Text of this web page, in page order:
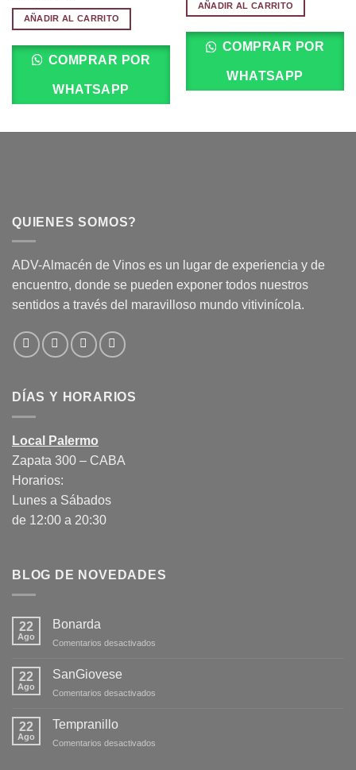
AÑADIR AL CARRITO
COMPRAR POR
WHATSAPP
AÑADIR AL CARRITO
COMPRAR POR
WHATSAPP
QUIENES SOMOS?
ADV-Almacén de Vinos es un lugar de experiencia y de
encuentro, donde se pueden exponer todos nuestros
sentidos a través del maravilloso mundo vitivinícola.
DÍAS Y HORARIOS
Local Palermo
Zapata 300 – CABA
Horarios:
Lunes a Sábados
de 12:00 a 20:30
BLOG DE NOVEDADES
22
Ago
Bonarda
Comentarios desactivados
22
Ago
SanGiovese
Comentarios desactivados
22
Ago
Tempranillo
Comentarios desactivados